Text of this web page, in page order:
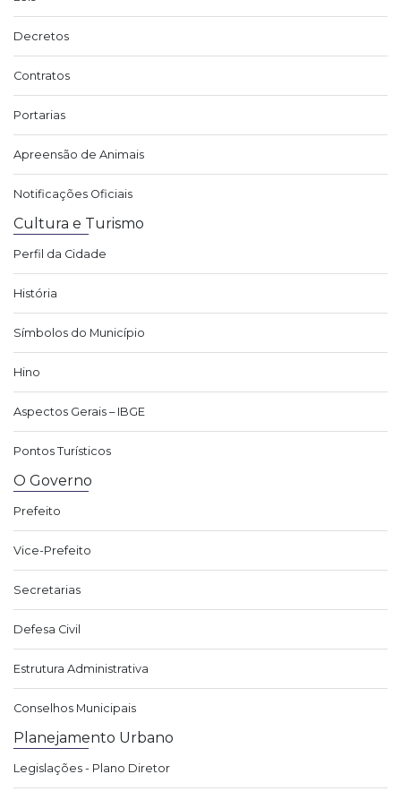
Decretos
Contratos
Portarias
Apreensão de Animais
Notificações Oficiais
Cultura e Turismo
Perfil da Cidade
História
Símbolos do Município
Hino
Aspectos Gerais – IBGE
Pontos Turísticos
O Governo
Prefeito
Vice-Prefeito
Secretarias
Defesa Civil
Estrutura Administrativa
Conselhos Municipais
Planejamento Urbano
Legislações - Plano Diretor